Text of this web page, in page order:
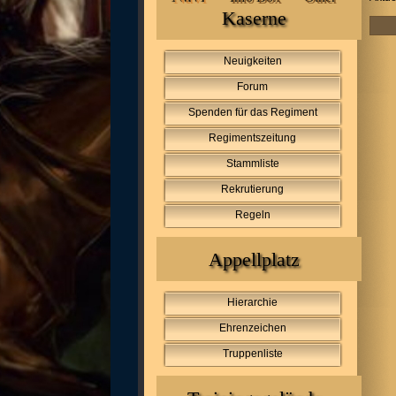
Kaserne
Neuigkeiten
Forum
Spenden für das Regiment
Regimentszeitung
Stammliste
Rekrutierung
Regeln
Appellplatz
Hierarchie
Ehrenzeichen
Truppenliste